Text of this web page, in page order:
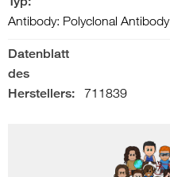
Antibody: Polyclonal Antibody
Datenblatt
des
Herstellers:
711839